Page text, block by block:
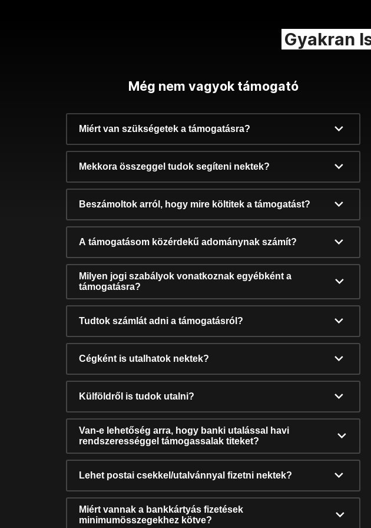
Gyakran
Még nem vagyok támogató
Miért van szükségetek a támogatásra?
Mekkora összeggel tudok segíteni nektek?
Beszámoltok arról, hogy mire költitek a támogatást?
A támogatásom közérdekű adománynak számít?
Milyen jogi szabályok vonatkoznak egyébként a
támogatásra?
Tudtok számlát adni a támogatásról?
Cégként is utalhatok nektek?
Külföldről is tudok utalni?
Van-e lehetőség arra, hogy banki utalással havi
rendszerességgel támogassalak titeket?
Lehet postai csekkel/utalvánnyal fizetni nektek?
Miért vannak a bankkártyás fizetések
minimumösszegekhez kötve?